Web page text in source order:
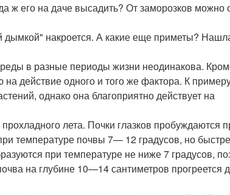
ж его на даче высадить? От заморозков можно
дымкой" накроется. А какие еще приметы?
в разные периоды жизни неодинакова.
действие одного и того же фактора. К
однако она благоприятно действует на
лета. Почки глазков пробуждаются
температуре почвы 7— 12 градусов, но
при температуре не ниже 7 градусов,
на глубине 10—14 сантиметров прогреется